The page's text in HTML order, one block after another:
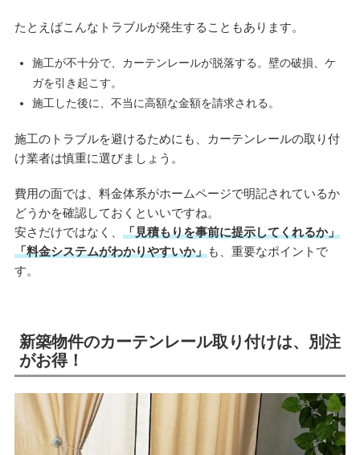
たとえばこんなトラブルが発生することもあります。
施工が不十分で、カーテンレールが脱落する。壁の破損、ケ
ガを引き起こす。
施工した後に、不当に高額な金額を請求される。
施工のトラブルを避けるためにも、カーテンレールの取り付
け業者は慎重に選びましょう。
費用の面では、料金体系がホームページで明記されているか
どうかを確認しておくといいですね。
安さだけではなく、 「見積もりを事前に提示してくれるか」
「料金システムがわかりやすいか」も、重要なポイントで
す。
新築物件のカーテンレール取り付けは、別注
がお得！